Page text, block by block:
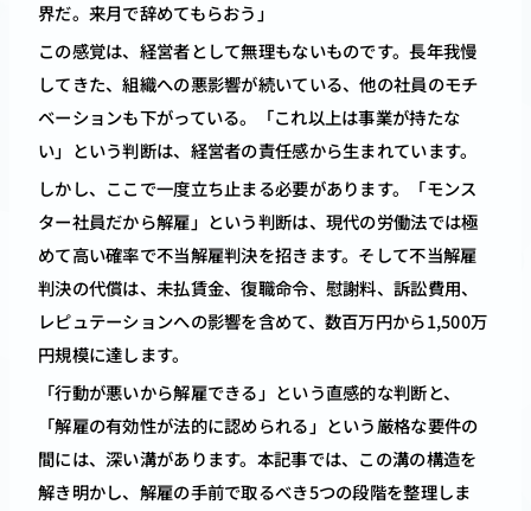
界だ。来月で辞めてもらおう」
この感覚は、経営者として無理もないものです。長年我慢
してきた、組織への悪影響が続いている、他の社員のモチ
ベーションも下がっている。「これ以上は事業が持たな
い」という判断は、経営者の責任感から生まれています。
しかし、ここで一度立ち止まる必要があります。「モンス
ター社員だから解雇」という判断は、現代の労働法では極
めて高い確率で不当解雇判決を招きます。そして不当解雇
判決の代償は、未払賃金、復職命令、慰謝料、訴訟費用、
レピュテーションへの影響を含めて、数百万円から1,500万
円規模に達します。
「行動が悪いから解雇できる」という直感的な判断と、
「解雇の有効性が法的に認められる」という厳格な要件の
間には、深い溝があります。本記事では、この溝の構造を
解き明かし、解雇の手前で取るべき5つの段階を整理しま